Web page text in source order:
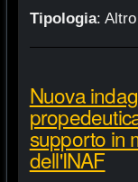
Tipologia: Altro
Nuova
supporto in
dell'INAF